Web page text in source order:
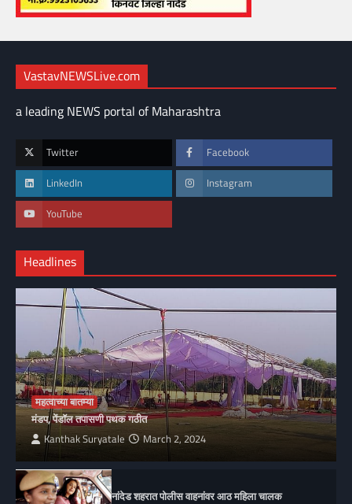
VastavNEWSLive.com
a leading NEWS portal of Maharashtra
Twitter Facebook
LinkedIn Instagram
YouTube
Headlines
महत्वाच्या बातम्या
मंडप, पेंडॉल तपासणी पथक गठीत
Kanthak Suryatale March 2, 2024
नांदेड शहरात पोलीस वाहनांवर आठ महिला चालक